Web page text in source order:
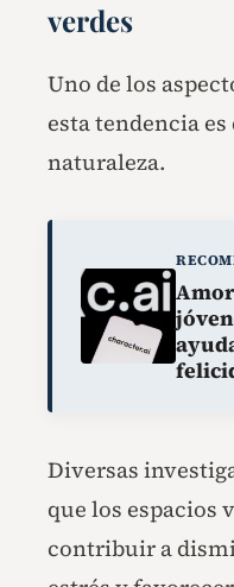
verdes
Uno de los
esta tendencia
naturaleza.
Diversas
que los espacios
contribuir a